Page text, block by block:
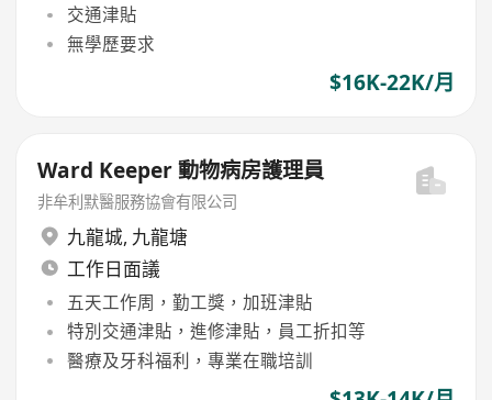
交通津貼
無學歷要求
$16K-22K/月
Ward Keeper 動物病房護理員
非牟利默醫服務協會有限公司
九龍城, 九龍塘
工作日面議
五天工作周，勤工獎，加班津貼
特別交通津貼，進修津貼，員工折扣等
醫療及牙科福利，專業在職培訓